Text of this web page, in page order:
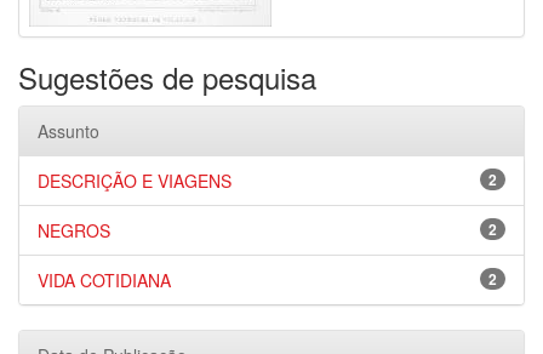
Sugestões de pesquisa
Assunto
2
DESCRIÇÃO E VIAGENS
2
NEGROS
2
VIDA COTIDIANA